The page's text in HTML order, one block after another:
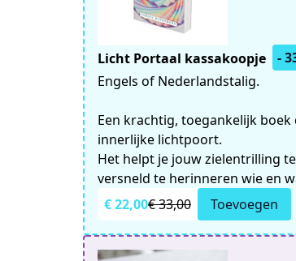
Licht Portaal kassakoopje
-
Engels of Nederlandstalig.
Een krachtig, toegankelijk
innerlijke lichtpoort.
Het helpt je jouw zielentrilling
versneld te herinneren wie en
€ 22,00€ 33,00 Toevoegen